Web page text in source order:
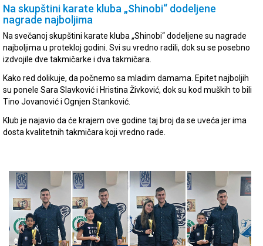
Na skupštini karate kluba „Shinobi“ dodeljene
nagrade najboljima
Na svečanoj skupštini karate kluba „Shinobi“ dodeljene su nagrade
najboljima u protekloj godini. Svi su vredno radili, dok su se posebno
izdvojile dve takmičarke i dva takmičara.
Kako red dolikuje, da počnemo sa mladim damama. Epitet najboljih
su ponele Sara Slavković i Hristina Živković, dok su kod muških to bili
Tino Jovanović i Ognjen Stanković.
Klub je najavio da će krajem ove godine taj broj da se uveća jer ima
dosta kvalitetnih takmičara koji vredno rade.